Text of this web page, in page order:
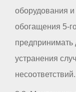
оборудования
обогащения 5-
предпринимать
устранения
несоответствий.